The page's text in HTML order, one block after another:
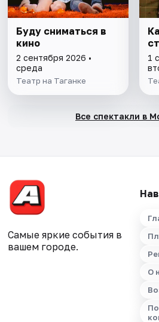
Буду сниматься в
кино
2 сентября 2026 •
среда
Театр на Таганке
1
Все спектакли в
Самые яркие события в
вашем городе.
О